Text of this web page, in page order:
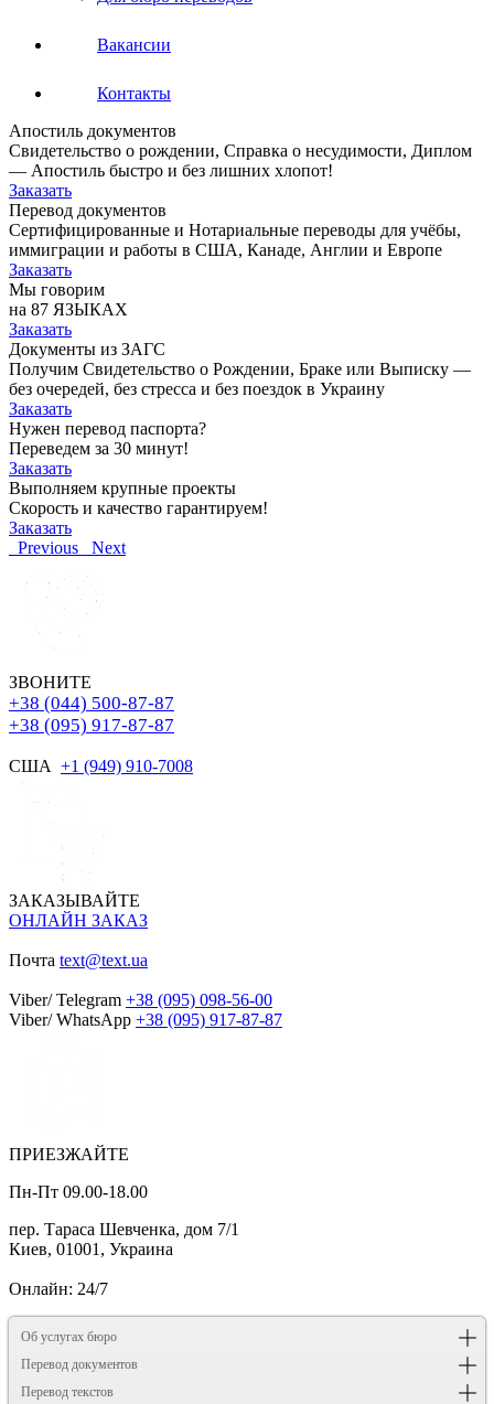
Вакансии
Контакты
Апостиль документов
Свидетельство о рождении, Справка о несудимости, Диплом
— Апостиль быстро и без лишних хлопот!
Заказать
Перевод документов
Сертифицированные и Нотариальные переводы для учёбы,
иммиграции и работы в США, Канаде, Англии и Европе
Заказать
Мы говорим
на 87 ЯЗЫКАХ
Заказать
Документы из ЗАГС
Получим Свидетельство о Рождении, Браке или Выписку —
без очередей, без стресса и без поездок в Украину
Заказать
Нужен перевод паспорта?
Переведем за 30 минут!
Заказать
Выполняем крупные проекты
Скорость и качество гарантируем!
Заказать
Previous
Next
ЗВОНИТЕ
+38 (044) 500-87-87
+38 (095) 917-87-87
США +1 (949) 910-7008
ЗАКАЗЫВАЙТЕ
ОНЛАЙН ЗАКАЗ
Почта text@text.ua
Viber/ Telegram +38 (095) 098-56-00
Viber/ WhatsApp +38 (095) 917-87-87
ПРИЕЗЖАЙТЕ
Пн-Пт 09.00-18.00
пер. Тараса Шевченка, дом 7/1
Киев, 01001, Украина
Онлайн: 24/7
Об услугах бюро
Перевод документов
Перевод текстов